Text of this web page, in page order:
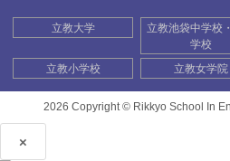
立教大学
立教池袋中学校
学校
立教小学校
立教女学院
2026 Copyright © Rikkyo School In
×